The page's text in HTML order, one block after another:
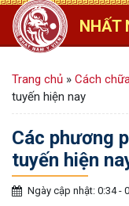
NHẤT
Trang chủ » Cách
tuyến hiện nay
Các phương
tuyến hiện
Ngày cập nhật: 0:34 -